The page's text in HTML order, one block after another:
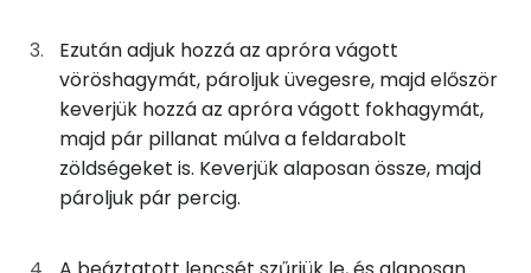
3g finomliszt
9 kcal
0g fűszerpaprika
0 kcal
8gsertészsír
Szelén
TOP vitaminok
Kolin:
C vitamin:
Ezután adjuk hozzá az apróra vágott
vöröshagymát, pároljuk üvegesre, majd először
keverjük hozzá az apróra vágott fokhagymát,
majd pár pillanat múlva a feldarabolt
zöldségeket is. Keverjük alaposan össze, majd
pároljuk pár percig.